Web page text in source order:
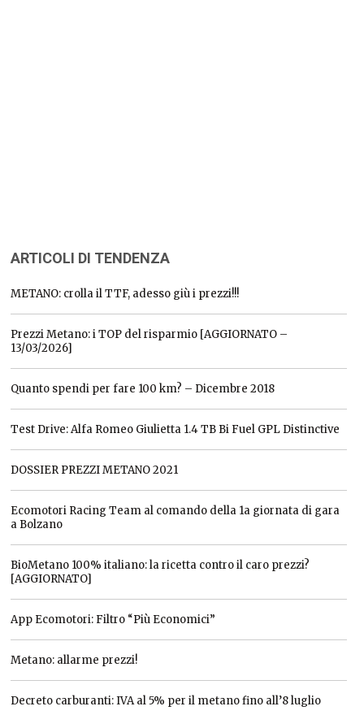
ARTICOLI DI TENDENZA
METANO: crolla il TTF, adesso giù i prezzi!!!
Prezzi Metano: i TOP del risparmio [AGGIORNATO –
13/03/2026]
Quanto spendi per fare 100 km? – Dicembre 2018
Test Drive: Alfa Romeo Giulietta 1.4 TB Bi Fuel GPL Distinctive
DOSSIER PREZZI METANO 2021
Ecomotori Racing Team al comando della 1a giornata di gara
a Bolzano
BioMetano 100% italiano: la ricetta contro il caro prezzi?
[AGGIORNATO]
App Ecomotori: Filtro “Più Economici”
Metano: allarme prezzi!
Decreto carburanti: IVA al 5% per il metano fino all’8 luglio